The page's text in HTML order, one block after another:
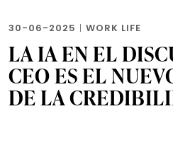
30-06-2025 | WORK LIFE
LA IA EN EL
CEO ES EL
DE LA